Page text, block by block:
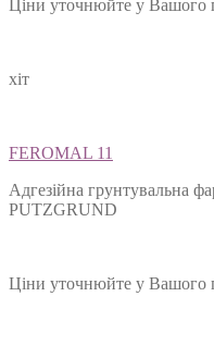
Ціни уточнюйте у Вашого
хіт
FEROMAL 11
Адгезійна грунтувальна
PUTZGRUND
Ціни уточнюйте у Вашого